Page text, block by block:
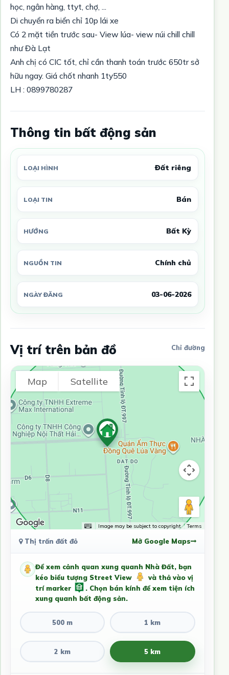
học, ngân hàng, ttyt, chợ, ...
Di chuyển ra biển chỉ 10p lái xe
Có 2 mặt tiền trước sau- View lúa- view núi chill chill
như Đà Lạt
Anh chị có CIC tốt, chỉ cần thanh toán trước 650tr sở
hữu ngay. Giá chốt nhanh 1ty550
LH : 0899780287
Thông tin bất động sản
LOẠI HÌNH Đất riêng
LOẠI TIN Bán
HƯỚNG Bất Kỳ
NGUỒN TIN Chính chủ
NGÀY ĐĂNG 03-06-2026
Vị trí trên bản đồ Chỉ đường
Map Satellite
Image may be subject to copyright Terms
Thị trấn đất đỏ Mở Google Maps
Để xem cảnh quan xung quanh Nhà Đất, bạn
kéo biểu tượng Street View
và thả vào vị
trí marker
. Chọn bán kính để xem tiện ích
xung quanh bất động sản.
500 m 1 km
2 km 5 km